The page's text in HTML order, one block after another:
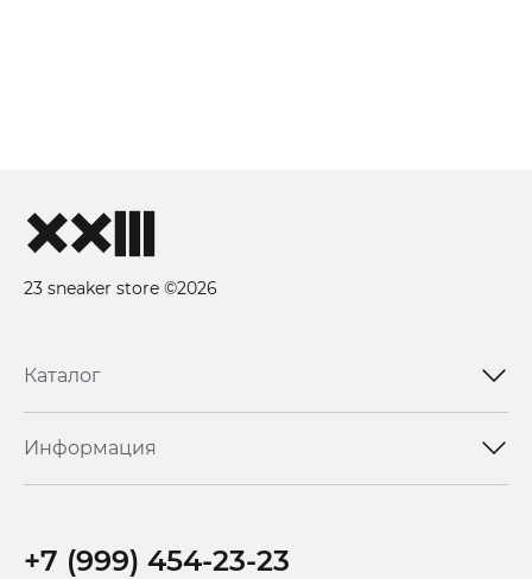
23 sneaker store ©2026
Каталог
Информация
+7 (999) 454-23-23